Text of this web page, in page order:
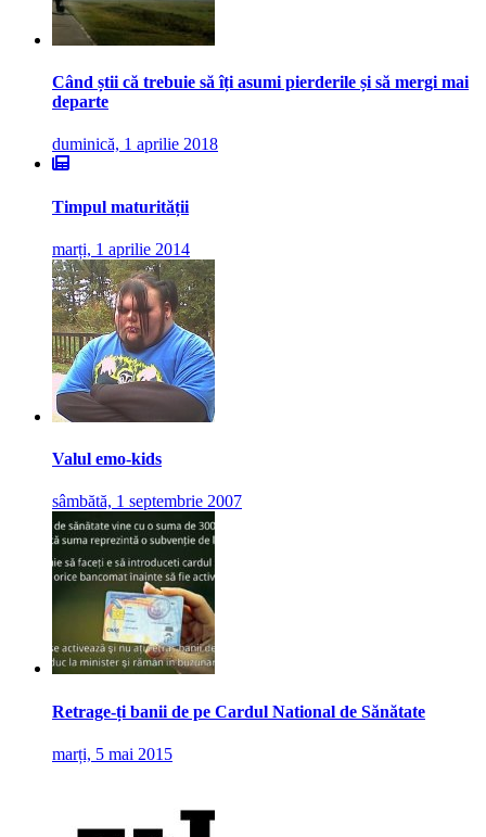
Când știi că trebuie să îți asumi pierderile și să mergi mai
departe
duminică, 1 aprilie 2018
Timpul maturității
marți, 1 aprilie 2014
Valul emo-kids
sâmbătă, 1 septembrie 2007
Retrage-ți banii de pe Cardul National de Sănătate
marți, 5 mai 2015